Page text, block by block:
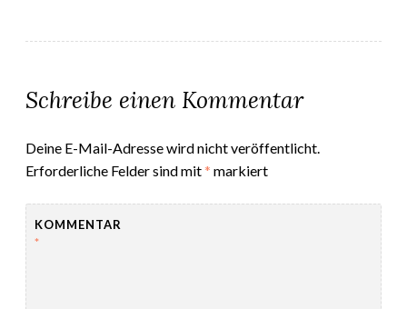
Schreibe einen Kommentar
Deine E-Mail-Adresse wird nicht veröffentlicht.
Erforderliche Felder sind mit* markiert
KOMMENTAR
*